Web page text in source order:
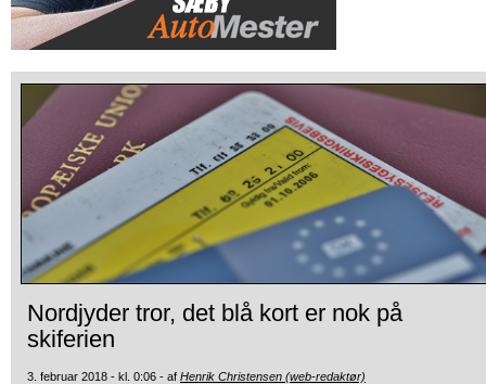
Nordjyder tror, det blå kort er nok på
skiferien
3. februar 2018 - kl. 0:06 - af Henrik Christensen (web-redaktør)